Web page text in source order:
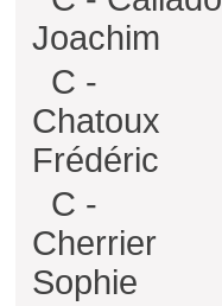
Joachim
C -
Chatoux
Frédéric
C -
Cherrier
Sophie